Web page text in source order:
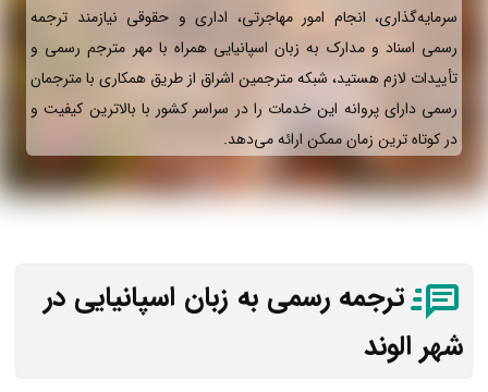
سرمایه‌گذاری، انجام امور مهاجرتی، اداری و حقوقی نیازمند ترجمه
رسمی اسناد و مدارک به زبان اسپانیایی همراه با مهر مترجم رسمی و
تأییدات لازم هستید، شبکه مترجمین اشراق از طریق همکاری با مترجمان
رسمی دارای پروانه این خدمات را در سراسر کشور با بالاترین کیفیت و
در کوتاه ترین زمان ممکن ارائه می‌دهد.
ترجمه رسمی به زبان اسپانیایی در
شهر الوند